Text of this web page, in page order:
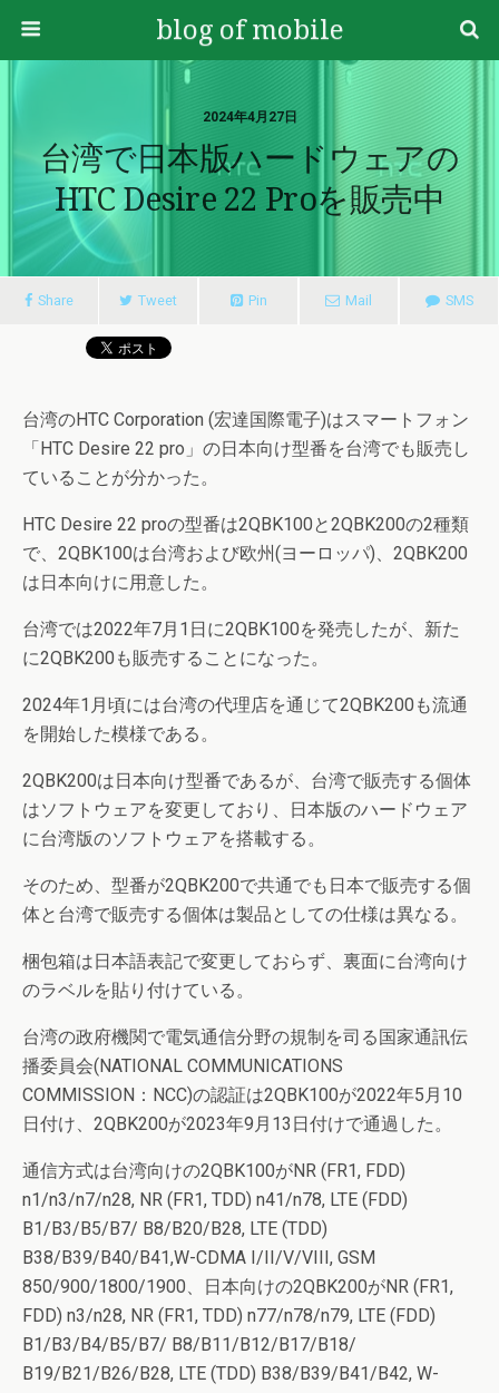
blog of mobile
2024年4月27日
台湾で日本版ハードウェアの
HTC Desire 22 Proを販売中
Share Tweet Pin Mail SMS
台湾のHTC Corporation (宏達国際電子)はスマートフォン
「HTC Desire 22 pro」の日本向け型番を台湾でも販売し
ていることが分かった。
HTC Desire 22 proの型番は2QBK100と2QBK200の2種類
で、2QBK100は台湾および欧州(ヨーロッパ)、2QBK200
は日本向けに用意した。
台湾では2022年7月1日に2QBK100を発売したが、新た
に2QBK200も販売することになった。
2024年1月頃には台湾の代理店を通じて2QBK200も流通
を開始した模様である。
2QBK200は日本向け型番であるが、台湾で販売する個体
はソフトウェアを変更しており、日本版のハードウェア
に台湾版のソフトウェアを搭載する。
そのため、型番が2QBK200で共通でも日本で販売する個
体と台湾で販売する個体は製品としての仕様は異なる。
梱包箱は日本語表記で変更しておらず、裏面に台湾向け
のラベルを貼り付けている。
台湾の政府機関で電気通信分野の規制を司る国家通訊伝
播委員会(NATIONAL COMMUNICATIONS
COMMISSION：NCC)の認証は2QBK100が2022年5月10
日付け、2QBK200が2023年9月13日付けで通過した。
通信方式は台湾向けの2QBK100がNR (FR1, FDD)
n1/n3/n7/n28, NR (FR1, TDD) n41/n78, LTE (FDD)
B1/B3/B5/B7/ B8/B20/B28, LTE (TDD)
B38/B39/B40/B41,W-CDMA I/II/V/VIII, GSM
850/900/1800/1900、日本向けの2QBK200がNR (FR1,
FDD) n3/n28, NR (FR1, TDD) n77/n78/n79, LTE (FDD)
B1/B3/B4/B5/B7/ B8/B11/B12/B17/B18/
B19/B21/B26/B28, LTE (TDD) B38/B39/B41/B42, W-